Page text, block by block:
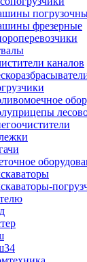
фрезерные
каналов